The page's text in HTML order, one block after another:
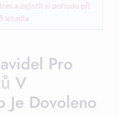
a zajistit si pohodu při
letadla
Pro
V
Je Dovoleno